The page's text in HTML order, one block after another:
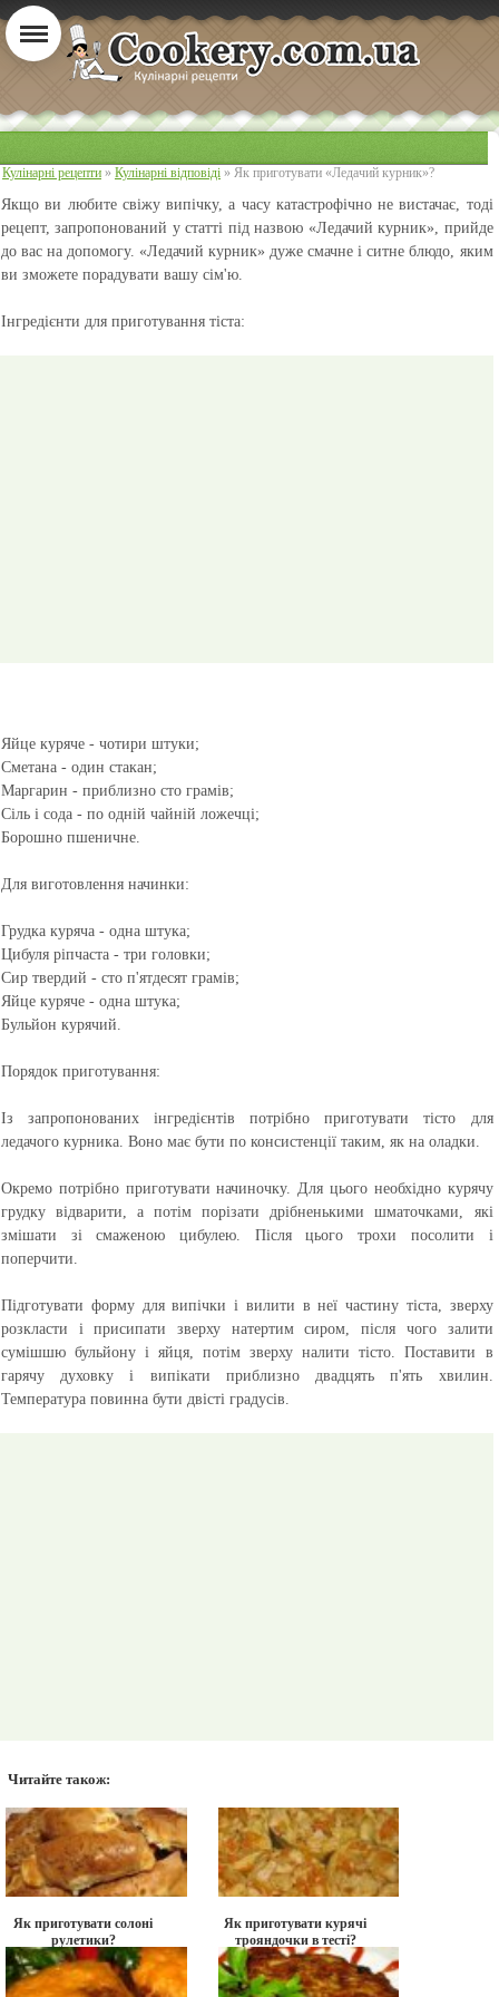
Кулінарні рецепти » Кулінарні відповіді » Як приготувати «Ледачий курник»?
Якщо ви любите свіжу випічку, а часу катастрофічно не вистачає, тоді
рецепт, запропонований у статті під назвою «Ледачий курник», прийде
до вас на допомогу. «Ледачий курник» дуже смачне і ситне блюдо, яким
ви зможете порадувати вашу сім'ю.
Інгредієнти для приготування тіста:
Яйце куряче - чотири штуки;
Сметана - один стакан;
Маргарин - приблизно сто грамів;
Сіль і сода - по одній чайній ложечці;
Борошно пшеничне.
Для виготовлення начинки:
Грудка куряча - одна штука;
Цибуля ріпчаста - три головки;
Сир твердий - сто п'ятдесят грамів;
Яйце куряче - одна штука;
Бульйон курячий.
Порядок приготування:
Із запропонованих інгредієнтів потрібно приготувати тісто для
ледачого курника. Воно має бути по консистенції таким, як на оладки.
Окремо потрібно приготувати начиночку. Для цього необхідно курячу
грудку відварити, а потім порізати дрібненькими шматочками, які
змішати зі смаженою цибулею. Після цього трохи посолити і
поперчити.
Підготувати форму для випічки і вилити в неї частину тіста, зверху
розкласти і присипати зверху натертим сиром, після чого залити
сумішшю бульйону і яйця, потім зверху налити тісто. Поставити в
гарячу духовку і випікати приблизно двадцять п'ять хвилин.
Температура повинна бути двісті градусів.
Читайте також:
Як приготувати солоні
рулетики?
Як приготувати курячі
трояндочки в тесті?